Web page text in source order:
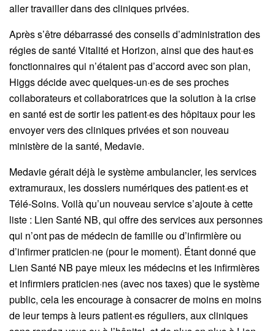
aller travailler dans des cliniques privées.
Après s’être débarrassé des conseils d’administration des
régies de santé Vitalité et Horizon, ainsi que des haut·es
fonctionnaires qui n’étaient pas d’accord avec son plan,
Higgs décide avec quelques-un·es de ses proches
collaborateurs et collaboratrices que la solution à la crise
en santé est de sortir les patient·es des hôpitaux pour les
envoyer vers des cliniques privées et son nouveau
ministère de la santé, Medavie.
Medavie gérait déjà le système ambulancier, les services
extramuraux, les dossiers numériques des patient·es et
Télé-Soins. Voilà qu’un nouveau service s’ajoute à cette
liste : Lien Santé NB, qui offre des services aux personnes
qui n’ont pas de médecin de famille ou d’infirmière ou
d’infirmer praticien·ne (pour le moment). Étant donné que
Lien Santé NB paye mieux les médecins et les infirmières
et infirmiers praticien·nes (avec nos taxes) que le système
public, cela les encourage à consacrer de moins en moins
de leur temps à leurs patient·es réguliers, aux cliniques